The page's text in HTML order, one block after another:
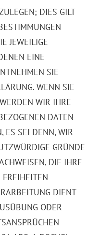
DIES GILT
JEWEILIGE
EINE
SIE
WENN SIE
WIR IHRE
DATEN
ES SEI DENN, WIR
GRÜNDE
DIE IHRE
DIENT
ODER